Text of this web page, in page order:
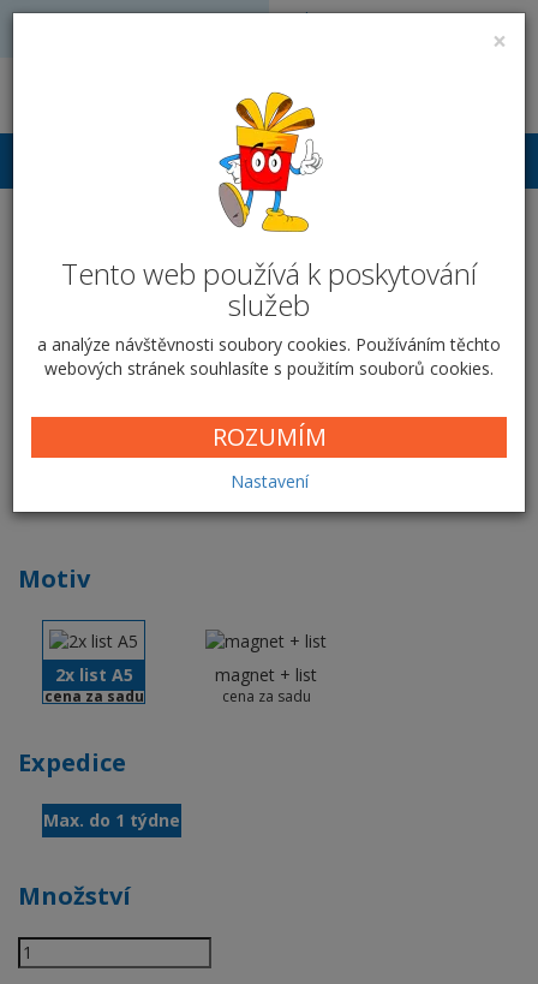
×
Tento web používá k poskytování
služeb
a analýze návštěvnosti soubory cookies. Používáním těchto
webových stránek souhlasíte s použitím souborů cookies.
ROZUMÍM
Nastavení
Volejte: 728 051 909
Přihlášení
Rozvrh hodin - Růžová
bublina
Růžová bublina
Motiv
2x list A5
cena za sadu
magnet + list
cena za sadu
Expedice
Max. do 1 týdne
Množství